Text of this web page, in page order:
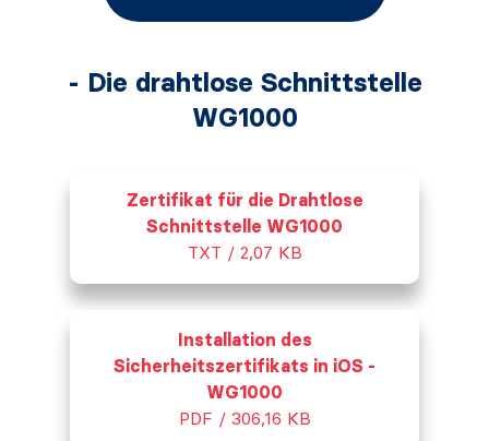
- Die drahtlose Schnittstelle
WG1000
Zertifikat für die Drahtlose
Schnittstelle WG1000
TXT / 2,07 KB
Installation des
Sicherheitszertifikats in iOS -
WG1000
PDF / 306,16 KB